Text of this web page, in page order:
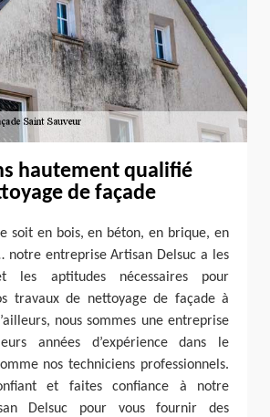
hautement qualifié
de façade
soit en bois, en béton, en brique, en
notre entreprise Artisan Delsuc a les
les aptitudes nécessaires pour
travaux de nettoyage de façade à
nous sommes une entreprise
années d’expérience dans le
nos techniciens professionnels.
et faites confiance à notre
Delsuc pour vous fournir des